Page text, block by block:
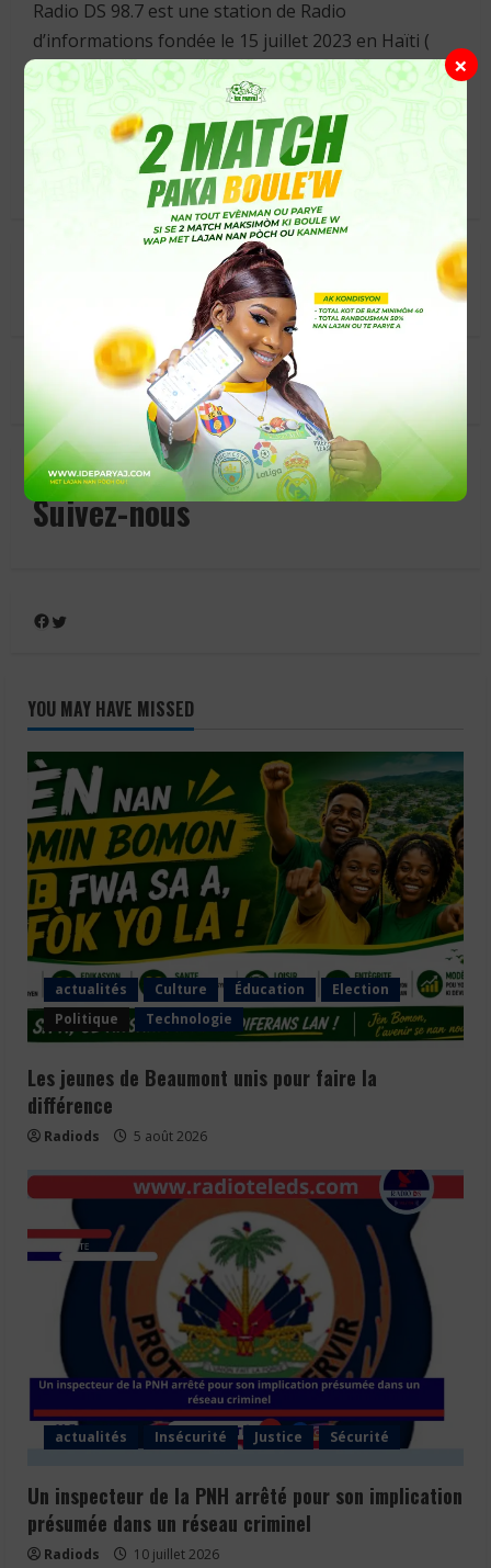
×
Radio DS 98.7 est une station de Radio
d’informations fondée le 15 juillet 2023 en Haïti (
précisément à limbé , une commune du
département du Nord ) . Radio DS est une station
de radio captivante qui offre une expérience
auditive exceptionnelle à ses auditeurs.
Suivez-nous
Facebook
Twitter
YOU MAY HAVE MISSED
actualités Culture Éducation
Election
Politique
Technologie
Les jeunes de Beaumont unis pour faire la
différence
Radiods 5 août 2026
actualités Insécurité Justice Sécurité
Un inspecteur de la PNH arrêté pour son implication
présumée dans un réseau criminel
Radiods 10 juillet 2026